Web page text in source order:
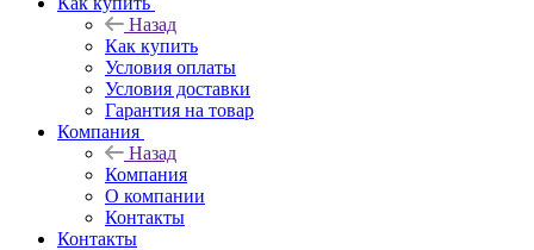
Назад
Как купить
Условия оплаты
Условия доставки
Гарантия на товар
Компания
Назад
Компания
О компании
Контакты
Контакты